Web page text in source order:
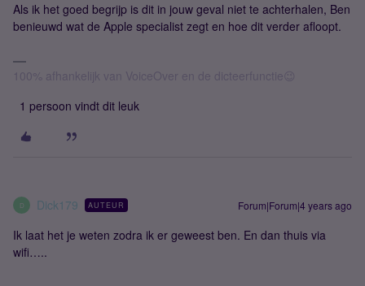
Als ik het goed begrijp is dit in jouw geval niet te achterhalen, Ben
benieuwd wat de Apple specialist zegt en hoe dit verder afloopt.
100% afhankelijk van VoiceOver en de dicteerfunctie😉
1 persoon vindt dit leuk
D Dick179 AUTEUR Forum|Forum|4 years ago
Ik laat het je weten zodra ik er geweest ben. En dan thuis via
wifi…..